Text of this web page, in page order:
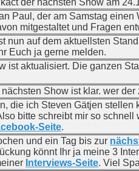
der nächsten Show am
Paul, der am Samstag
mitgestaltet und Fragen
nun auf dem aktuellsten
Euch ja gerne melden.
ist aktualisiert. Die ganzen
nächsten Show ist klar. wer
die ich Steven Gätjen
bitte schreibt mir so
Seite.
und ein Tag bis zur
könnt Ihr ja meine 3
Interviews-Seite. Viel